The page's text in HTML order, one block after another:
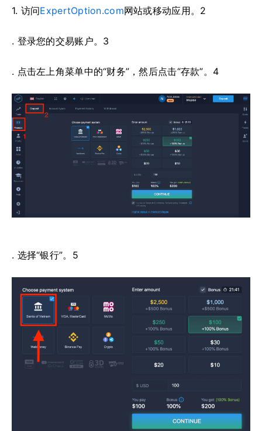
1. 访问ExpertOption.com网站或移动应用。2
. 登录您的交易账户。3
. 点击左上角菜单中的“财务”，然后点击“存款”。4
. 选择“银行”。5